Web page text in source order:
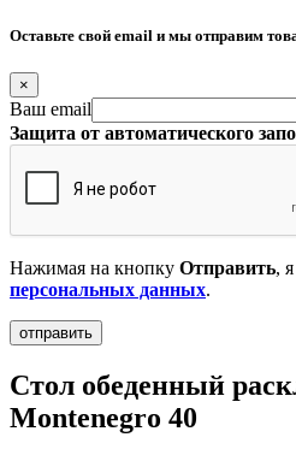
Оставьте свой email и мы отправим
×
Ваш email
Защита от автоматического
Нажимая на кнопку Отправить,
персональных данных.
Стол обеденный
Montenegro 40